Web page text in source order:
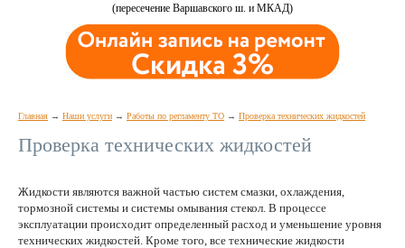
(пересечение Варшавского ш. и МКАД)
Главная Наши услуги Работы по регламенту ТО Проверка технических жидкостей
Проверка технических жидкостей
Жидкости являются важной частью систем смазки, охлаждения,
тормозной системы и системы омывания стекол. В процессе
эксплуатации происходит определенный расход и уменьшение уровня
технических жидкостей. Кроме того, все технические жидкости